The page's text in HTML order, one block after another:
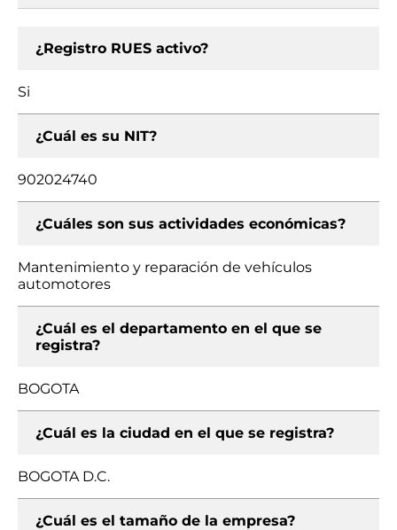
¿Registro RUES activo?
Si
¿Cuál es su NIT?
902024740
¿Cuáles son sus actividades económicas?
Mantenimiento y reparación de vehículos
automotores
¿Cuál es el departamento en el que se
registra?
BOGOTA
¿Cuál es la ciudad en el que se registra?
BOGOTA D.C.
¿Cuál es el tamaño de la empresa?